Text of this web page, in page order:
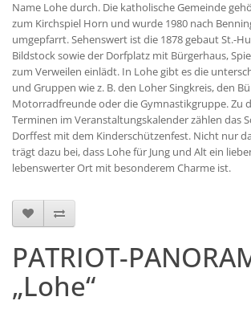
Name Lohe durch. Die katholische Gemeinde
zum Kirchspiel Horn und wurde 1980 nach
umgepfarrt. Sehenswert ist die 1878 gebaut St.-
Bildstock sowie der Dorfplatz mit Bürgerhaus,
zum Verweilen einlädt. In Lohe gibt es die
und Gruppen wie z. B. den Loher Singkreis, den
Motorradfreunde oder die Gymnastikgruppe. Zu
Terminen im Veranstaltungskalender zählen das
Dorffest mit dem Kinderschützenfest. Nicht nur
trägt dazu bei, dass Lohe für Jung und Alt ein
lebenswerter Ort mit besonderem Charme ist.
PATRIOT-
„Lohe“